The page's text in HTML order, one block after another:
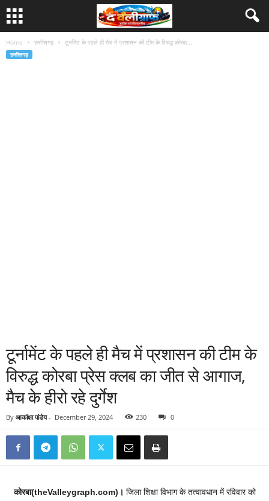
Home छत्तीसगढ़ टूर्नामेंट के पहले ही मैच में प्रशासन की टीम के विरुद्ध कोरबा...
छत्तीसगढ़
टूर्नामेंट के पहले ही मैच में प्रशासन की टीम के
विरुद्ध कोरबा प्रेस क्लब का जीत से आगाज,
मैच के हीरो रहे दुर्गेश
By आकांक्षा पांडेय- December 29, 2024 230 0
कोरबा(theValleygraph.com)। जिला शिक्षा विभाग के तत्वावधान में रविवार को